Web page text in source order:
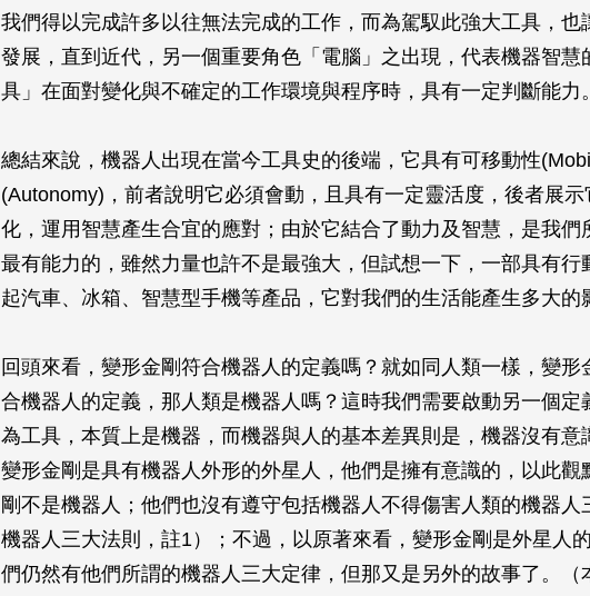
我們得以完成許多以往無法完成的工作，而為駕馭此強大工具，也
發展，直到近代，另一個重要角色「電腦」之出現，代表機器智慧
具」在面對變化與不確定的工作環境與程序時，具有一定判斷能力。
總結來說，機器人出現在當今工具史的後端，它具有可移動性
(Autonomy)，前者說明它必須會動，且具有一定靈活度，後者展
化，運用智慧產生合宜的應對；由於它結合了動力及智慧，是我們
最有能力的，雖然力量也許不是最強大，但試想一下，一部具有行
起汽車、冰箱、智慧型手機等產品，它對我們的生活能產生多大的
回頭來看，變形金剛符合機器人的定義嗎？就如同人類一樣，變形
合機器人的定義，那人類是機器人嗎？這時我們需要啟動另一個定
為工具，本質上是機器，而機器與人的基本差異則是，機器沒有意
變形金剛是具有機器人外形的外星人，他們是擁有意識的，以此觀
剛不是機器人；他們也沒有遵守包括機器人不得傷害人類的機器人
機器人三大法則，註1）；不過，以原著來看，變形金剛是外星人
們仍然有他們所謂的機器人三大定律，但那又是另外的故事了。（